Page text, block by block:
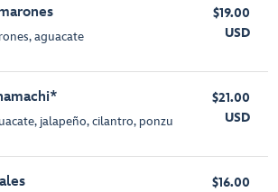
aguacate
$19.00
USD
jalapeño, cilantro, ponzu
$21.00
USD
$16.00